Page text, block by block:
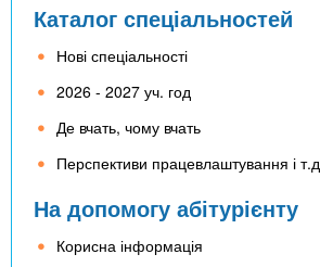
Каталог спеціальностей
Нові спеціальності
2026 - 2027 уч. год
Де вчать, чому вчать
Перспективи працевлаштування і
На допомогу абітурієнту
Корисна інформація